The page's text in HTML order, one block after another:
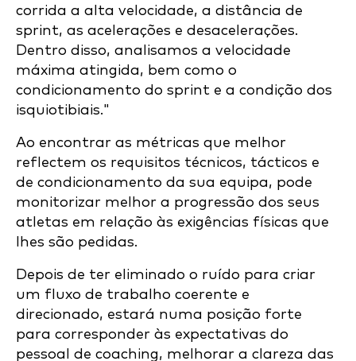
corrida a alta velocidade, a distância de
sprint, as acelerações e desacelerações.
Dentro disso, analisamos a velocidade
máxima atingida, bem como o
condicionamento do sprint e a condição dos
isquiotibiais."
Ao encontrar as métricas que melhor
reflectem os requisitos técnicos, tácticos e
de condicionamento da sua equipa, pode
monitorizar melhor a progressão dos seus
atletas em relação às exigências físicas que
lhes são pedidas.
Depois de ter eliminado o ruído para criar
um fluxo de trabalho coerente e
direcionado, estará numa posição forte
para corresponder às expectativas do
pessoal de coaching, melhorar a clareza das